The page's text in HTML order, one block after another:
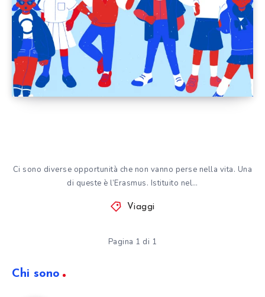
Ci sono diverse opportunità che non vanno perse nella vita. Una
di queste è l’Erasmus. Istituito nel…
Viaggi
Pagina 1 di 1
Chi sono